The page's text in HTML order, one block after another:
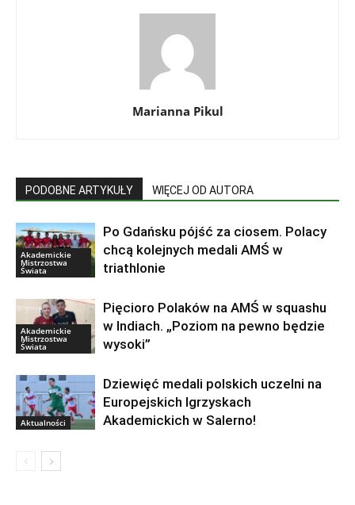
Marianna Pikul
PODOBNE ARTYKUŁY WIĘCEJ OD AUTORA
Akademickie
Mistrzostwa
Świata
Po Gdańsku pójść za ciosem. Polacy
chcą kolejnych medali AMŚ w
triathlonie
Akademickie
Mistrzostwa
Świata
Pięcioro Polaków na AMŚ w squashu
w Indiach. „Poziom na pewno będzie
wysoki”
Aktualności
Dziewięć medali polskich uczelni na
Europejskich Igrzyskach
Akademickich w Salerno!